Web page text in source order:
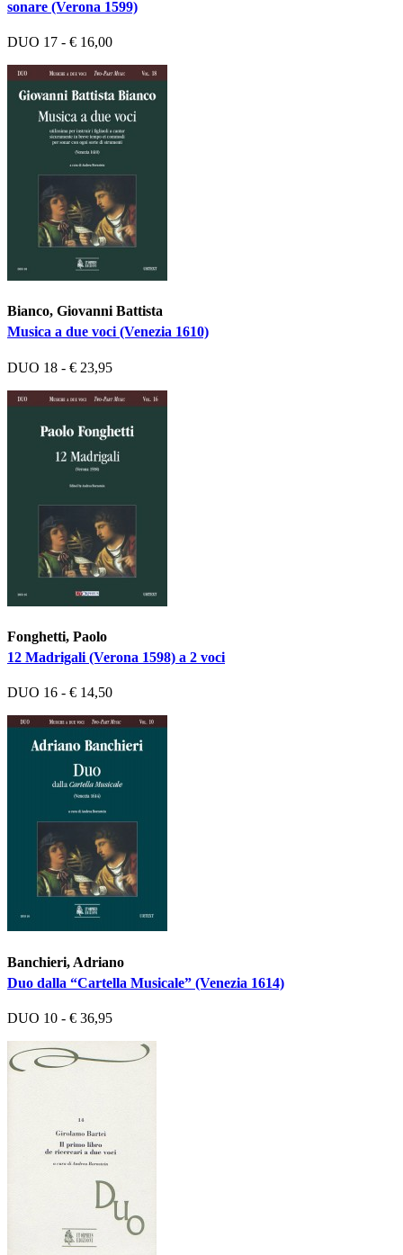
sonare (Verona 1599)
DUO 17 - € 16,00
Bianco, Giovanni Battista
Musica a due voci (Venezia 1610)
DUO 18 - € 23,95
Fonghetti, Paolo
12 Madrigali (Verona 1598) a 2 voci
DUO 16 - € 14,50
Banchieri, Adriano
Duo dalla “Cartella Musicale” (Venezia 1614)
DUO 10 - € 36,95